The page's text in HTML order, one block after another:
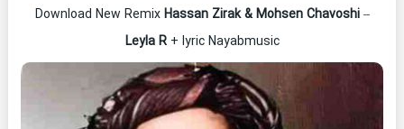
Download New Remix Hassan Zirak & Mohsen Chavoshi –
Leyla R+ lyric Nayabmusic